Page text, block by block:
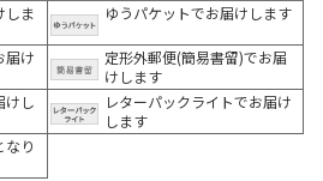
しま
ゆうパケットでお届けします
届け
定形外郵便(簡易書留)でお届
けします
けし
レターパックライトでお届け
します
なり